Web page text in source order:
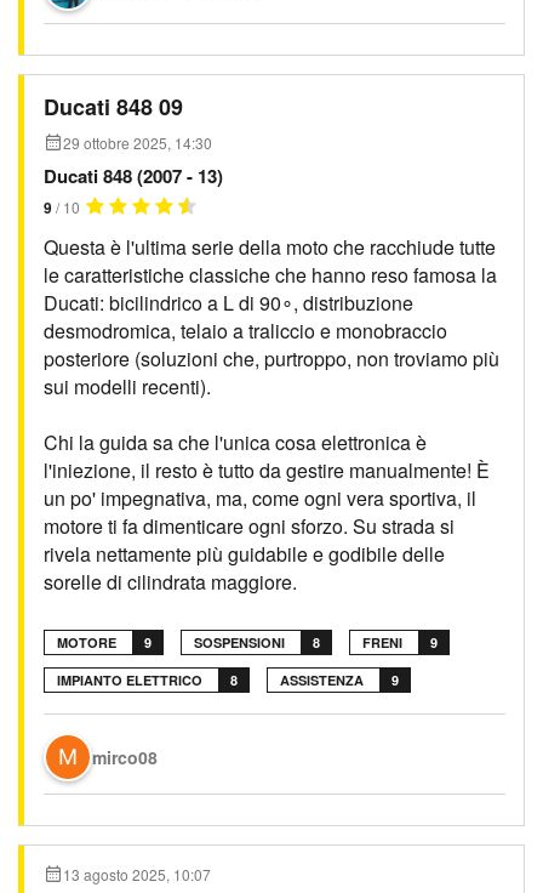
Ducati 848 09
29 ottobre 2025, 14:30
Ducati 848 (2007 - 13)
9/ 10
Questa è l'ultima serie della moto che racchiude tutte
le caratteristiche classiche che hanno reso famosa la
Ducati: bicilindrico a L di 90∘, distribuzione
desmodromica, telaio a traliccio e monobraccio
posteriore (soluzioni che, purtroppo, non troviamo più
sui modelli recenti).
Chi la guida sa che l'unica cosa elettronica è
l'iniezione, il resto è tutto da gestire manualmente! È
un po' impegnativa, ma, come ogni vera sportiva, il
motore ti fa dimenticare ogni sforzo. Su strada si
rivela nettamente più guidabile e godibile delle
sorelle di cilindrata maggiore.
MOTORE 9 SOSPENSIONI 8 FRENI 9
IMPIANTO ELETTRICO 8 ASSISTENZA 9
mirco08
13 agosto 2025, 10:07